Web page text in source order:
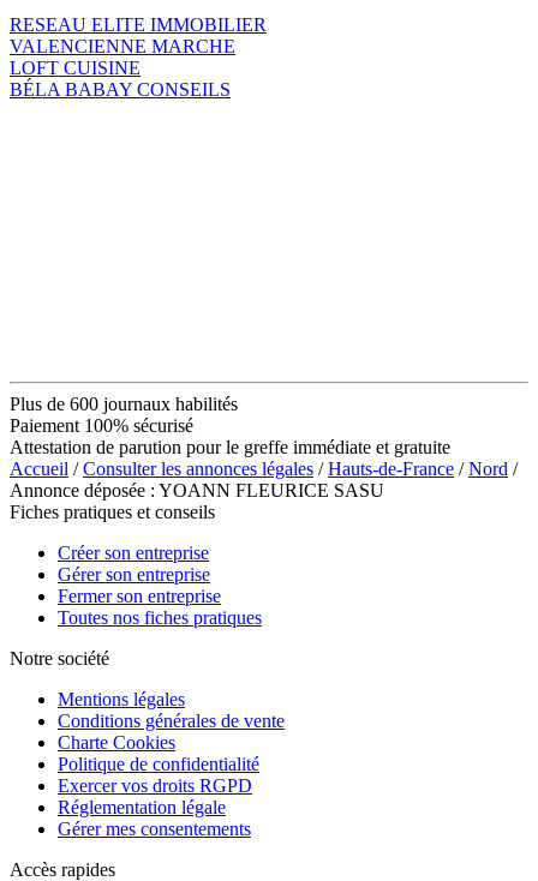
RESEAU ELITE IMMOBILIER
VALENCIENNE MARCHE
LOFT CUISINE
BÉLA BABAY CONSEILS
Plus de 600 journaux habilités
Paiement 100% sécurisé
Attestation de parution pour le greffe immédiate et gratuite
Accueil /Consulter les annonces légales /Hauts-de-France /Nord /
Annonce déposée : YOANN FLEURICE SASU
Fiches pratiques et conseils
Créer son entreprise
Gérer son entreprise
Fermer son entreprise
Toutes nos fiches pratiques
Notre société
Mentions légales
Conditions générales de vente
Charte Cookies
Politique de confidentialité
Exercer vos droits RGPD
Réglementation légale
Gérer mes consentements
Accès rapides